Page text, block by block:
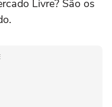
Livre? São os